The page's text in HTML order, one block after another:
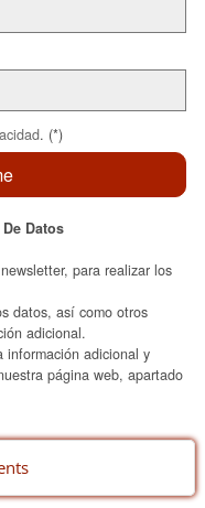
. (*)
Datos
para realizar los
datos, así como otros
adicional.
información adicional y
página web, apartado